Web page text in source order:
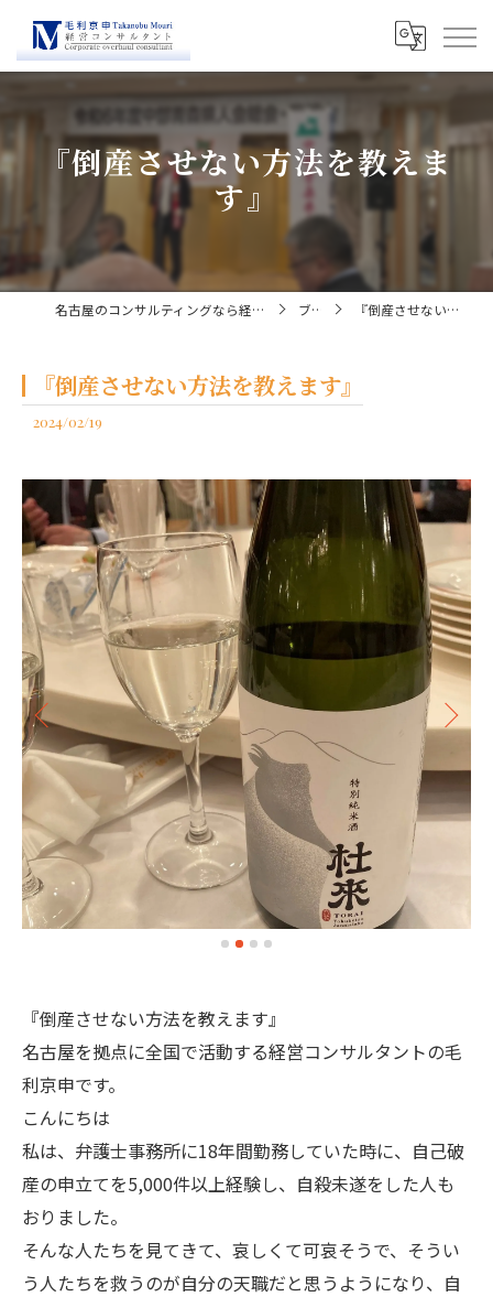
『倒産させない方法を教えま
す』
名古屋のコンサルティングなら経営コンサルタント毛利京申 ブログ 『倒産させない方法を教えます』
『倒産させない方法を教えます』
2024/02/19
『倒産させない方法を教えます』
名古屋を拠点に全国で活動する経営コンサルタントの毛
利京申です。
こんにちは
私は、弁護士事務所に18年間勤務していた時に、自己破
産の申立てを5,000件以上経験し、自殺未遂をした人も
おりました。
そんな人たちを見てきて、哀しくて可哀そうで、そうい
う人たちを救うのが自分の天職だと思うようになり、自